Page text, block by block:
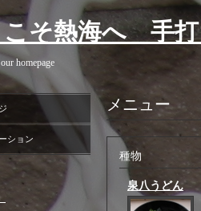
こそ熱海へ 手
homepage
メニュー
種物
泉八うどん
ション